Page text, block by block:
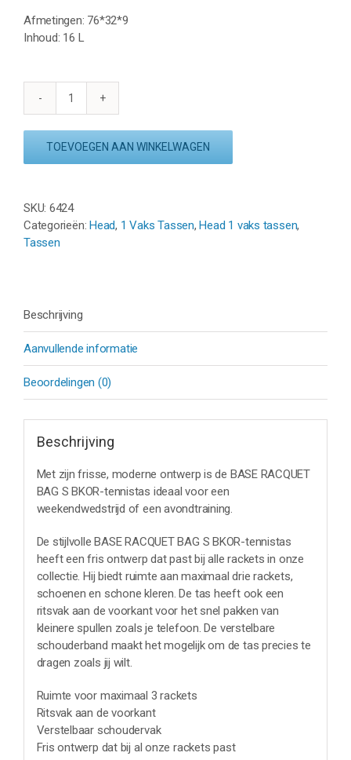
Afmetingen: 76*32*9
Inhoud: 16 L
HEAD
RACKETBAG
aantal
TOEVOEGEN AAN WINKELWAGEN
SKU: 6424
Categorieën:Head, 1 Vaks Tassen,Head 1 vaks tassen,
Tassen
Beschrijving
Aanvullende informatie
Beoordelingen (0)
Beschrijving
Met zijn frisse, moderne ontwerp is de BASE RACQUET
BAG S BKOR-tennistas ideaal voor een
weekendwedstrijd of een avondtraining.
De stijlvolle BASE RACQUET BAG S BKOR-tennistas
heeft een fris ontwerp dat past bij alle rackets in onze
collectie. Hij biedt ruimte aan maximaal drie rackets,
schoenen en schone kleren. De tas heeft ook een
ritsvak aan de voorkant voor het snel pakken van
kleinere spullen zoals je telefoon. De verstelbare
schouderband maakt het mogelijk om de tas precies te
dragen zoals jij wilt.
Ruimte voor maximaal 3 rackets
Ritsvak aan de voorkant
Verstelbaar schoudervak
Fris ontwerp dat bij al onze rackets past